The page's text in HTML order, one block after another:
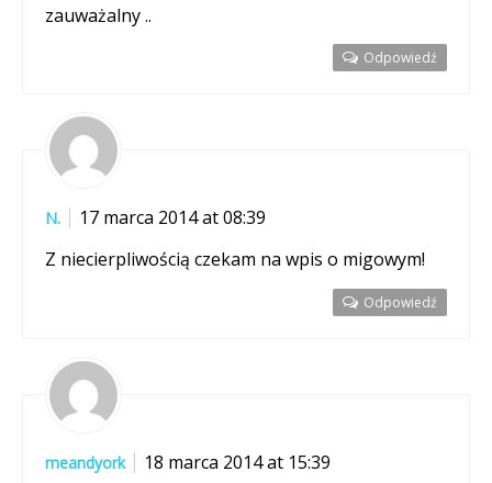
zauważalny ..
Odpowiedź
N.
17 marca 2014 at 08:39
Z niecierpliwością czekam na wpis o migowym!
Odpowiedź
meandyork
18 marca 2014 at 15:39